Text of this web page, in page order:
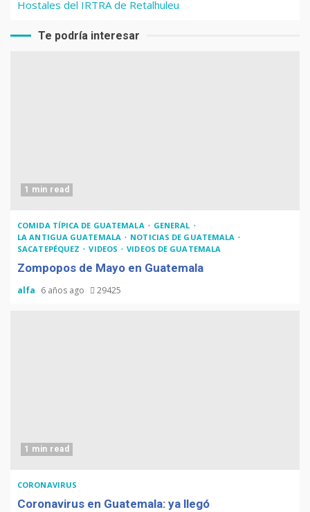
Hostales del IRTRA de Retalhuleu
Te podría interesar
1 min read
COMIDA TÍPICA DE GUATEMALA
GENERAL
LA ANTIGUA GUATEMALA
NOTICIAS DE GUATEMALA
SACATEPÉQUEZ
VIDEOS VIDEOS DE GUATEMALA
Zompopos de Mayo en Guatemala
alfa 6 años ago 29425
1 min read
CORONAVIRUS
Coronavirus en Guatemala: ya llegó